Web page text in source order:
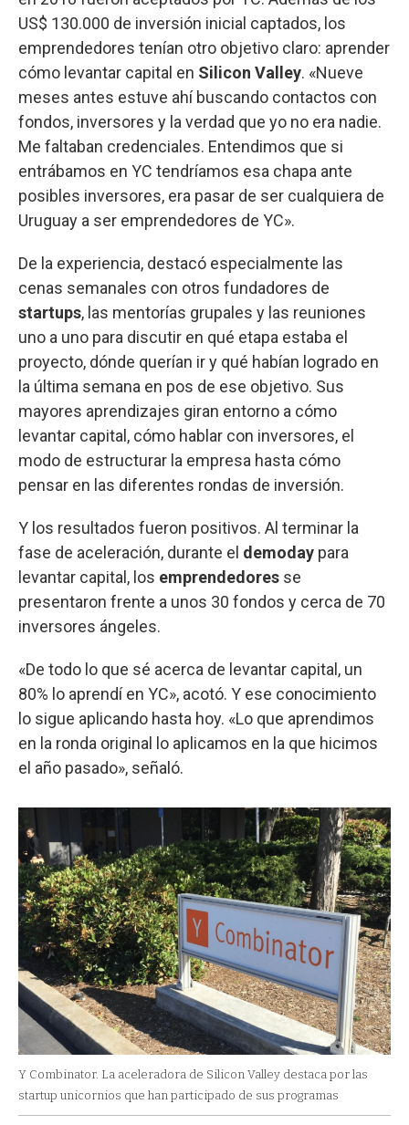
US$ 130.000 de inversión inicial captados, los
emprendedores tenían otro objetivo claro: aprender
cómo levantar capital en Silicon Valley. «Nueve
meses antes estuve ahí buscando contactos con
fondos, inversores y la verdad que yo no era nadie.
Me faltaban credenciales. Entendimos que si
entrábamos en YC tendríamos esa chapa ante
posibles inversores, era pasar de ser cualquiera de
Uruguay a ser emprendedores de YC».
De la experiencia, destacó especialmente las
cenas semanales con otros fundadores de
startups, las mentorías grupales y las reuniones
uno a uno para discutir en qué etapa estaba el
proyecto, dónde querían ir y qué habían logrado en
la última semana en pos de ese objetivo. Sus
mayores aprendizajes giran entorno a cómo
levantar capital, cómo hablar con inversores, el
modo de estructurar la empresa hasta cómo
pensar en las diferentes rondas de inversión.
Y los resultados fueron positivos. Al terminar la
fase de aceleración, durante el demoday para
levantar capital, los emprendedores se
presentaron frente a unos 30 fondos y cerca de 70
inversores ángeles.
«De todo lo que sé acerca de levantar capital, un
80% lo aprendí en YC», acotó. Y ese conocimiento
lo sigue aplicando hasta hoy. «Lo que aprendimos
en la ronda original lo aplicamos en la que hicimos
el año pasado», señaló.
Y Combinator. La aceleradora de Silicon Valley destaca por las
startup unicornios que han participado de sus programas